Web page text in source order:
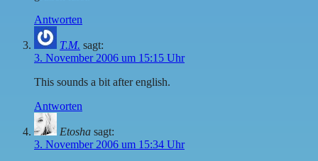
Antworten
T.M. sagt:
3. November 2006 um 15:15 Uhr
This sounds a bit after english.
Antworten
Etosha sagt:
3. November 2006 um 15:34 Uhr